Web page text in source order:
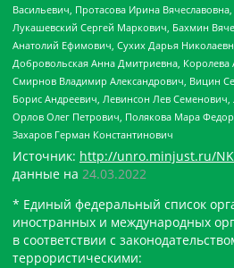
Васильевич, Протасова Ирина
Лукашевский Сергей Маркович, Бахмин
Анатолий Ефимович, Сухих Дарья
Добровольская Анна Дмитриевна, Королева
Смирнов Владимир Александрович, Вицин
Борис Андреевич, Левинсон Лев
Орлов Олег Петрович, Полякова Мара
Захаров Герман Константинович
Источник: http://unro.minjust.ru/
данные на 24.03.2022
* Единый федеральный список
иностранных и международных
в соответствии с
террористическими: